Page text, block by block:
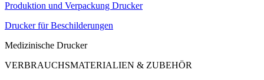
Produktion und Verpackung Drucker
Drucker für Beschilderungen
Medizinische Drucker
VERBRAUCHSMATERIALIEN & ZUBEHÖR